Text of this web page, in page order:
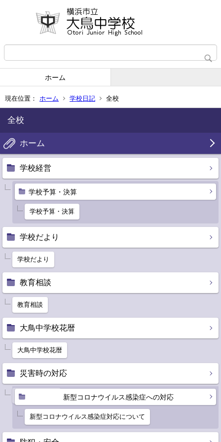
ホーム
現在位置： ホーム 学校日記 全校
全校
ホーム
学校経営
学校予算・決算
学校予算・決算
学校だより
学校だより
教育相談
教育相談
大鳥中学校花暦
大鳥中学校花暦
災害時の対応
災害時の対応 新型コロナウイルス感染症への対応
新型コロナウイルス感染症対応について